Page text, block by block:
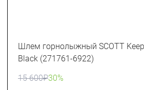
Шлем горнолыжный SCOTT
Black (271761-6922)
15 600₽30%